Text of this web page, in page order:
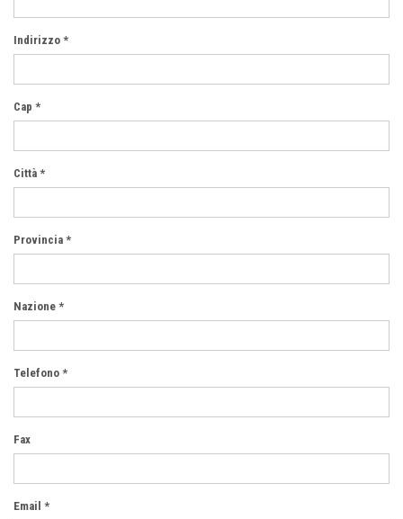
Indirizzo *
Cap *
Città *
Provincia *
Nazione *
Telefono *
Fax
Email *